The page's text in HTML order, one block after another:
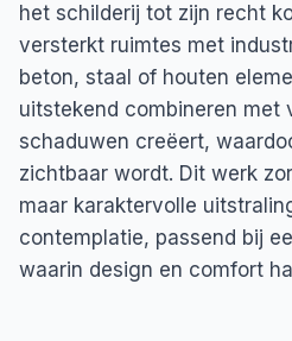
het schilderij tot zijn recht
versterkt ruimtes met
beton, staal of houten
uitstekend combineren met
schaduwen creëert,
zichtbaar wordt. Dit werk
maar karaktervolle
contemplatie, passend bij
waarin design en comfort